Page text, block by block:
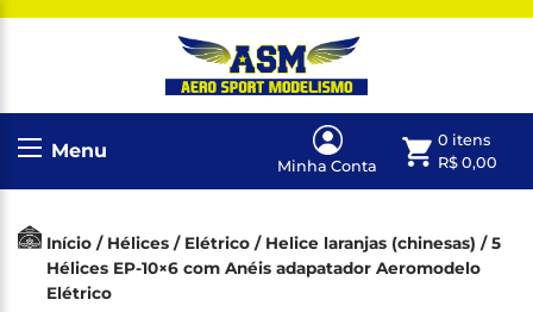
Menu
Minha Conta
0 itens
R$ 0,00
Início / Hélices / Elétrico / Helice laranjas (chinesas) / 5
Hélices EP-10×6 com Anéis adapatador Aeromodelo
Elétrico